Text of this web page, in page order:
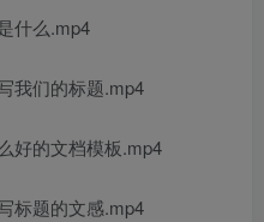
什么.mp4
我们的标题.mp4
好的文档模板.mp4
标题的文感.mp4